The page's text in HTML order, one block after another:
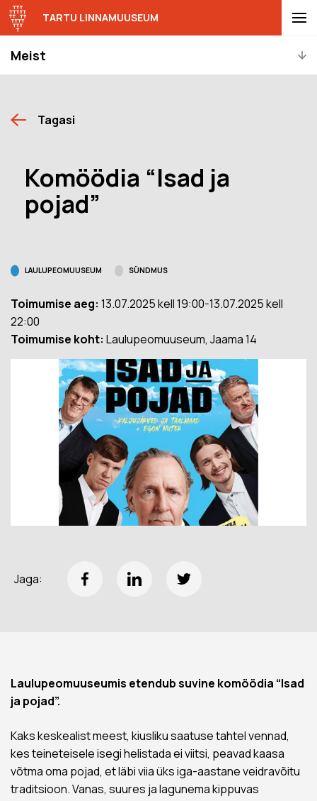
Meist
TARTU LINNAMUUSEUM
Tagasi
Komöödia “Isad ja
pojad”
LAULUPEOMUUSEUM SÜNDMUS
Toimumise aeg: 13.07.2025 kell 19:00-13.07.2025 kell
22:00
Toimumise koht: Laulupeomuuseum, Jaama 14
Jaga:
Laulupeomuuseumis etendub suvine komöödia “Isad
ja pojad”.
Kaks keskealist meest, kiusliku saatuse tahtel vennad,
kes teineteisele isegi helistada ei viitsi, peavad kaasa
võtma oma pojad, et läbi viia üks iga-aastane veidravõitu
traditsioon. Vanas, suures ja lagunema kippuvas